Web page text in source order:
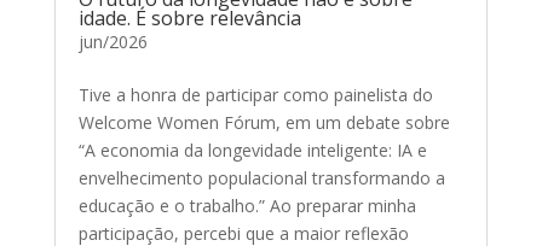
idade. É sobre relevância
jun/2026
Tive a honra de participar como painelista do
Welcome Women Fórum, em um debate sobre
“A economia da longevidade inteligente: IA e
envelhecimento populacional transformando a
educação e o trabalho.” Ao preparar minha
participação, percebi que a maior reflexão